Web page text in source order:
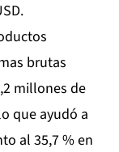
brutas
millones de
que ayudó a
al 35,7 % en